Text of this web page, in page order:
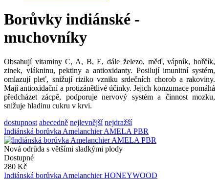
Borůvky indiánské -
muchovníky
Obsahují vitaminy C, A, B, E, dále železo, měď, vápník, hořčík,
zinek, vlákninu, pektiny a antioxidanty. Posilují imunitní systém,
omlazují pleť, snižují riziko vzniku srdečních chorob a rakoviny.
Mají antioxidační a protizánětlivé účinky. Jejich konzumace pomáhá
předcházet zácpě, podporuje nervový systém a činnost mozku,
snižuje hladinu cukru v krvi.
dostupnost abecedně nejlevnější nejdražší
Indiánská borůvka Amelanchier AMELA PBR
Nová odrůda s většími sladkými plody
Dostupné
280 Kč
Indiánská borůvka Amelanchier HONEYWOOD